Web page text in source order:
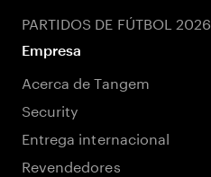
PARTIDOS DE FÚTBOL 2026
Empresa
Acerca de Tangem
Security
Entrega internacional
Revendedores